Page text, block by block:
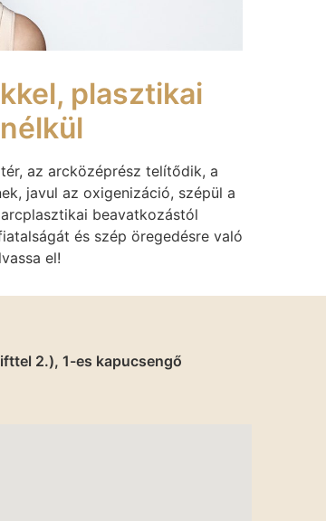
plasztikai
az arcközéprész telítődik, a
javul az oxigenizáció, szépül a
beavatkozástól
és szép öregedésre való
el!
2.), 1-es kapucsengő